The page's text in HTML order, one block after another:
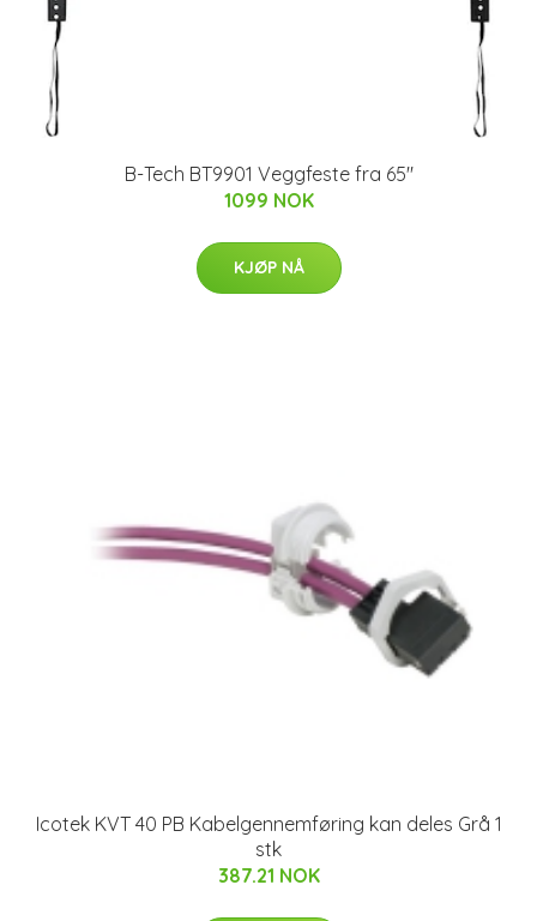
B-Tech BT9901 Veggfeste fra 65"
1099 NOK
KJØP NÅ
Icotek KVT 40 PB Kabelgennemføring kan deles Grå 1
stk
387.21 NOK